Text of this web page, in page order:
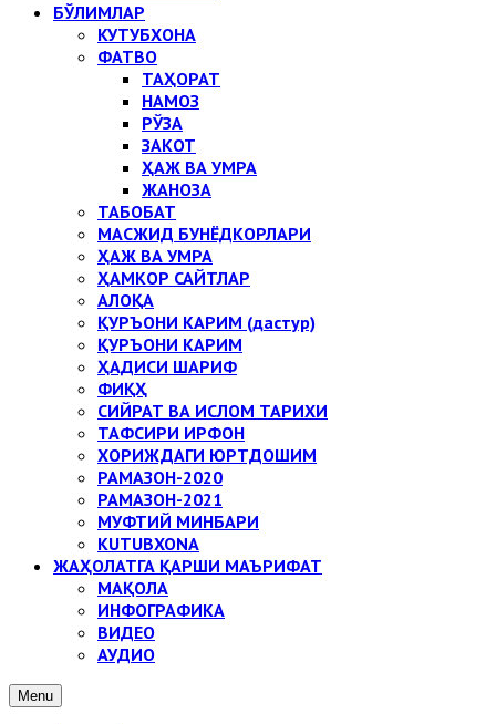
БЎЛИМЛАР
КУТУБХОНА
ФАТВО
ТАҲОРАТ
НАМОЗ
РЎЗА
ЗАКОТ
ҲАЖ ВА УМРА
ЖАНОЗА
ТАБОБАТ
МАСЖИД БУНЁДКОРЛАРИ
ҲАЖ ВА УМРА
ҲАМКОР САЙТЛАР
АЛОҚА
ҚУРЪОНИ КАРИМ (дастур)
ҚУРЪОНИ КАРИМ
ҲАДИСИ ШАРИФ
ФИҚҲ
СИЙРАТ ВА ИСЛОМ ТАРИХИ
ТАФСИРИ ИРФОН
ХОРИЖДАГИ ЮРТДОШИМ
РАМАЗОН-2020
РАМАЗОН-2021
МУФТИЙ МИНБАРИ
KUTUBXONA
ЖАҲОЛАТГА ҚАРШИ МАЪРИФАТ
МАҚОЛА
ИНФОГРАФИКА
ВИДЕО
АУДИО
Menu